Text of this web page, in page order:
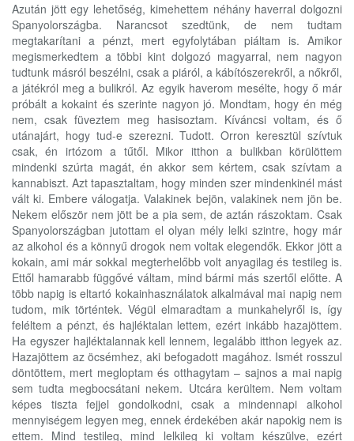
Azután jött egy lehetőség, kimehettem néhány haverral dolgozni
Spanyolországba. Narancsot szedtünk, de nem tudtam
megtakarítani a pénzt, mert egyfolytában piáltam is. Amikor
megismerkedtem a többi kint dolgozó magyarral, nem nagyon
tudtunk másról beszélni, csak a piáról, a kábítószerekről, a nőkről,
a játékról meg a bulikról. Az egyik haverom mesélte, hogy ő már
próbált a kokaint és szerinte nagyon jó. Mondtam, hogy én még
nem, csak füveztem meg hasisoztam. Kíváncsi voltam, és ő
utánajárt, hogy tud-e szerezni. Tudott. Orron keresztül szívtuk
csak, én irtózom a tűtől. Mikor itthon a bulikban körülöttem
mindenki szúrta magát, én akkor sem kértem, csak szívtam a
kannabiszt. Azt tapasztaltam, hogy minden szer mindenkinél mást
vált ki. Embere válogatja. Valakinek bejön, valakinek nem jön be.
Nekem először nem jött be a pia sem, de aztán rászoktam. Csak
Spanyolországban jutottam el olyan mély lelki szintre, hogy már
az alkohol és a könnyű drogok nem voltak elegendők. Ekkor jött a
kokain, ami már sokkal megterhelőbb volt anyagilag és testileg is.
Ettől hamarabb függővé váltam, mind bármi más szertől előtte. A
több napig is eltartó kokainhasználatok alkalmával mai napig nem
tudom, mik történtek. Végül elmaradtam a munkahelyről is, így
feléltem a pénzt, és hajléktalan lettem, ezért inkább hazajöttem.
Ha egyszer hajléktalannak kell lennem, legalább itthon legyek az.
Hazajöttem az öcsémhez, aki befogadott magához. Ismét rosszul
döntöttem, mert megloptam és otthagytam – sajnos a mai napig
sem tudta megbocsátani nekem. Utcára kerültem. Nem voltam
képes tiszta fejjel gondolkodni, csak a mindennapi alkohol
mennyiségem legyen meg, ennek érdekében akár napokig nem is
ettem. Mind testileg, mind lelkileg ki voltam készülve, ezért